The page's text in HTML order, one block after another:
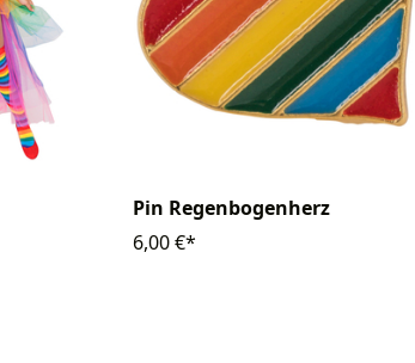
Pin Regenbogenherz
6,00 €*